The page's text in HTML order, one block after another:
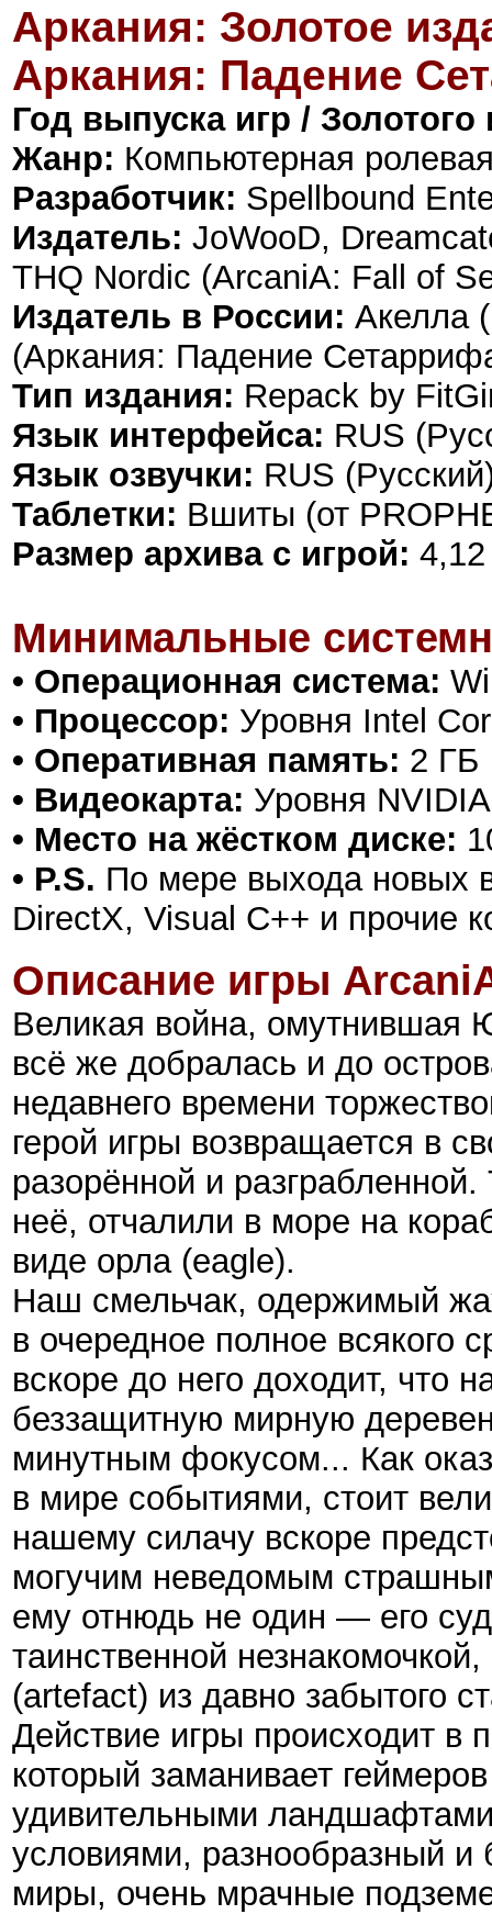
Аркания: Золотое
Аркания: Падение
Год выпуска игр / Золотого
Жанр: Компьютерная
Разработчик: Spellbound
Издатель: JoWooD,
THQ Nordic (ArcaniA: Fall of
Издатель в России: Акелла
(Аркания: Падение
Тип издания: Repack by
Язык интерфейса: RUS
Язык озвучки: RUS
Таблетки: Вшиты (от
Размер архива с игрой:
Минимальные
• Операционная система:
• Процессор: Уровня Intel
• Оперативная память: 2 ГБ
• Видеокарта: Уровня
• Место на жёстком диске:
• P.S. По мере выхода новых
DirectX, Visual C++ и прочие
Описание игры
Великая война,
всё же добралась и до
недавнего времени
герой игры возвращается в
разорённой и
неё, отчалили в море на
виде орла (eagle).
Наш смельчак, одержимый
в очередное полное всякого
вскоре до него доходит, что
беззащитную мирную
минутным фокусом... Как
в мире событиями, стоит
нашему силачу вскоре
могучим неведомым
ему отнюдь не один — его
таинственной
(artefact) из давно забытого
Действие игры происходит в
который заманивает
удивительными
условиями, разнообразный и
миры, очень мрачные